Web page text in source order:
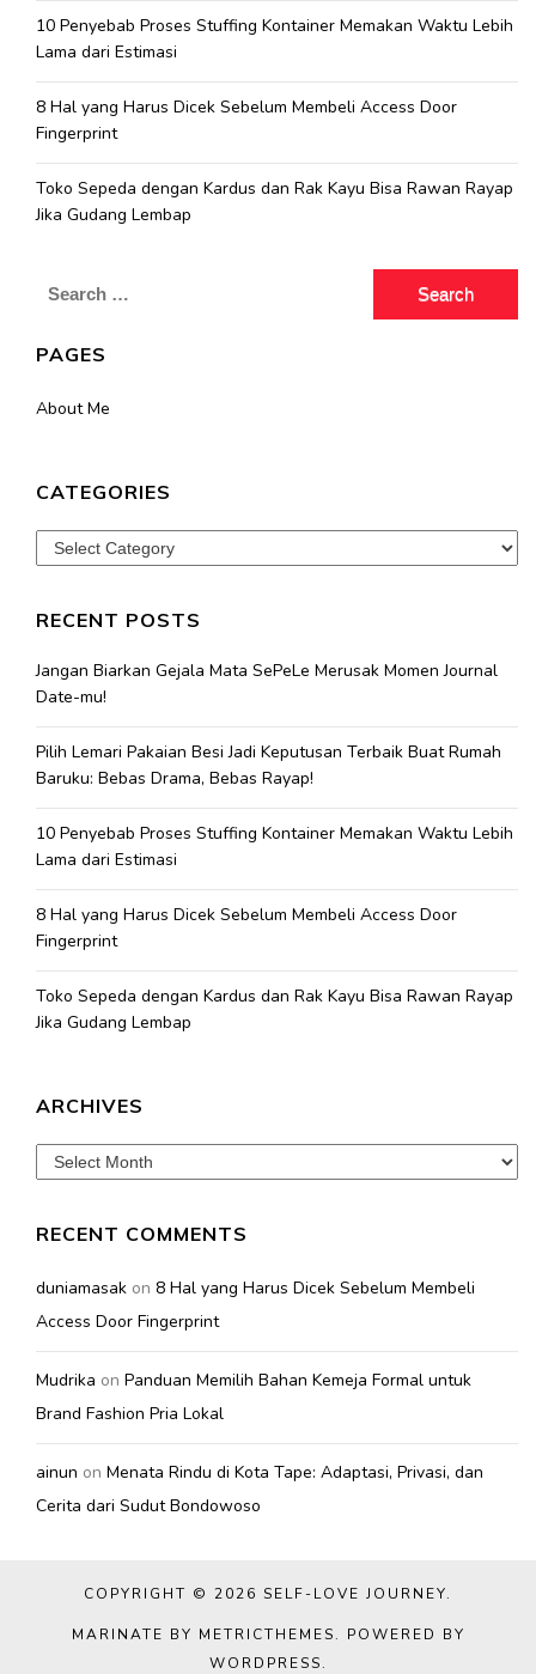
10 Penyebab Proses Stuffing Kontainer Memakan Waktu Lebih
Lama dari Estimasi
8 Hal yang Harus Dicek Sebelum Membeli Access Door
Fingerprint
Toko Sepeda dengan Kardus dan Rak Kayu Bisa Rawan Rayap
Jika Gudang Lembap
Search
PAGES
About Me
CATEGORIES
Categories
RECENT POSTS
Jangan Biarkan Gejala Mata SePeLe Merusak Momen Journal
Date-mu!
Pilih Lemari Pakaian Besi Jadi Keputusan Terbaik Buat Rumah
Baruku: Bebas Drama, Bebas Rayap!
10 Penyebab Proses Stuffing Kontainer Memakan Waktu Lebih
Lama dari Estimasi
8 Hal yang Harus Dicek Sebelum Membeli Access Door
Fingerprint
Toko Sepeda dengan Kardus dan Rak Kayu Bisa Rawan Rayap
Jika Gudang Lembap
ARCHIVES
Archives
RECENT COMMENTS
duniamasak on 8 Hal yang Harus Dicek Sebelum Membeli
Access Door Fingerprint
Mudrika on Panduan Memilih Bahan Kemeja Formal untuk
Brand Fashion Pria Lokal
ainun on Menata Rindu di Kota Tape: Adaptasi, Privasi, dan
Cerita dari Sudut Bondowoso
COPYRIGHT © 2026 SELF-LOVE JOURNEY.
MARINATE BY METRICTHEMES. POWERED BY
WORDPRESS.